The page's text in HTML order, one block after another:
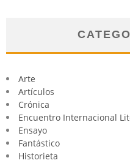
Arte
Artículos
Crónica
Encuentro Internacional
Ensayo
Fantástico
Historieta